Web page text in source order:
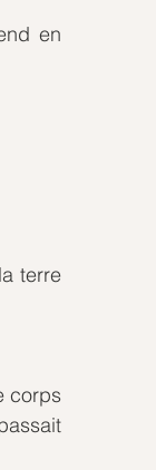
en
terre
corps